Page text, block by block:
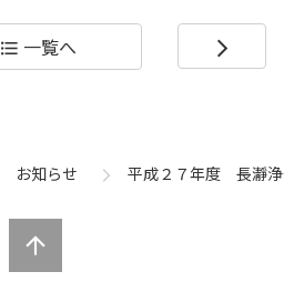
format_list_bulleted 一覧へ arrow_forward_ios
お知らせ 平成２７年度 長瀞浄